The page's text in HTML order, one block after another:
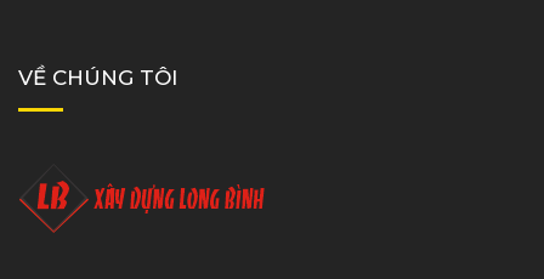
VỀ CHÚNG TÔI